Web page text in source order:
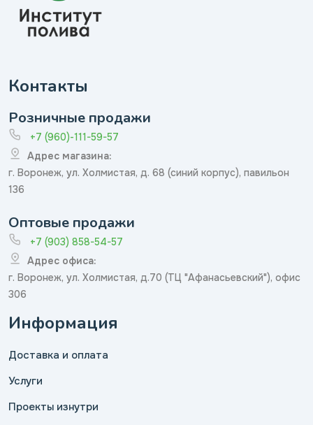
Контакты
Розничные продажи
+7 (960)-111-59-57
Адрес магазина:
г. Воронеж, ул. Холмистая, д. 68 (синий корпус), павильон
136
Оптовые продажи
+7 (903) 858-54-57
Адрес офиса:
г. Воронеж, ул. Холмистая, д.70 (ТЦ "Афанасьевский"), офис
306
Информация
Доставка и оплата
Услуги
Проекты изнутри